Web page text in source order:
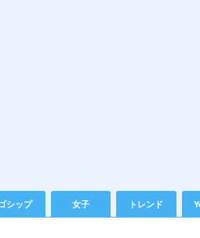
シップ 女子 トレンド